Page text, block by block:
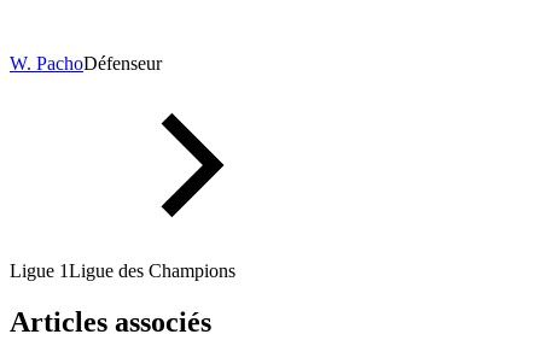
W. PachoDéfenseur
Ligue 1Ligue des Champions
Articles associés